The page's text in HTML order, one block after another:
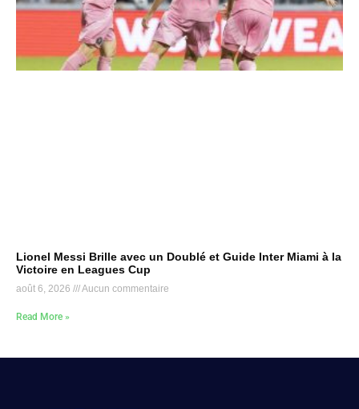
Lionel Messi Brille avec un Doublé et Guide Inter Miami à la
Victoire en Leagues Cup
août 6, 2026 Aucun commentaire
Read More »